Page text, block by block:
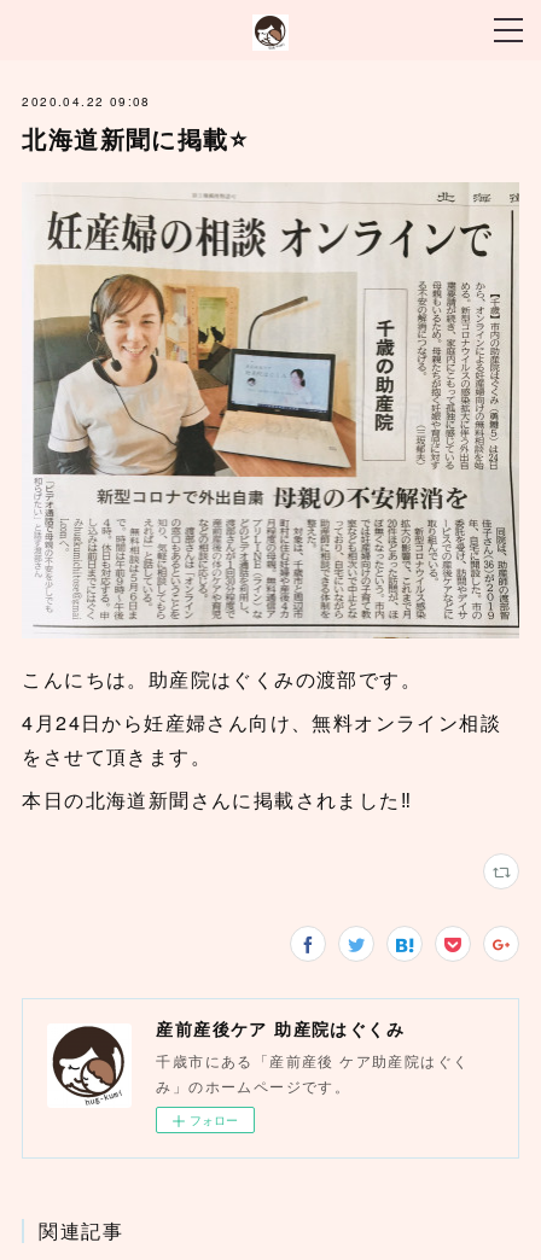
2020.04.22 09:08
北海道新聞に掲載⭐️
こんにちは。助産院はぐくみの渡部です。
4月24日から妊産婦さん向け、無料オンライン相談
をさせて頂きます。
本日の北海道新聞さんに掲載されました‼️
産前産後ケア 助産院はぐくみ
千歳市にある「産前産後 ケア助産院はぐく
み」のホームページです。
フォロー
関連記事